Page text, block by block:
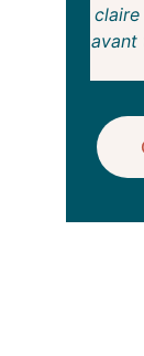
avant